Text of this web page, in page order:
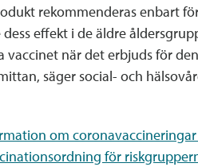
rekommenderas enbart
effekt i de äldre
vaccinet när det erbjuds för
säger social- och
om
för